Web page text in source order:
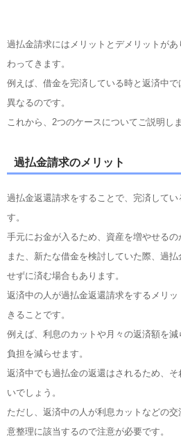
過払金請求にはメリットとデメリットが
わってきます。
例えば、借金を完済している時と返済中
異なるのです。
これから、2つのケースについてご説明しま
過払金請求のメリット
過払金返還請求をすることで、完済して
す。
手元にお金が入るため、資産を増やせるの
また、新たな借金を検討していた際、過
せずに済む場合もあります。
返済中の人が過払金返還請求をするメリ
きることです。
例えば、利息のカットや月々の返済額を
負担を減らせます。
返済中でも過払金の返還はされるため、
いでしょう。
ただし、返済中の人が利息カットなどの
意整理に該当するので注意が必要です。